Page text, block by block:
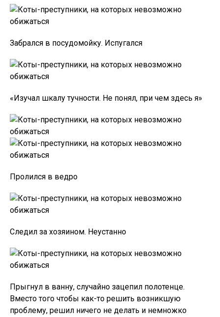
Забрался в посудомойку. Испугался
«Изучал шкалу тучности. Не понял, при чем здесь я»
Пролился в ведро
Следил за хозяином. Неустанно
Прыгнул в ванну, случайно зацепил полотенце.
Вместо того чтобы как-то решить возникшую
проблему, решил ничего не делать и немножко